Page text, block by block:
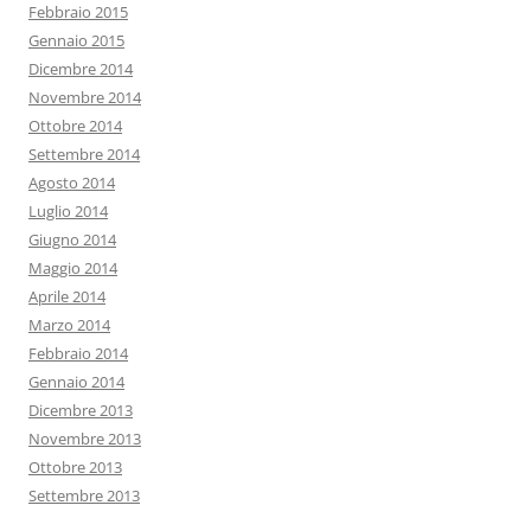
Febbraio 2015
Gennaio 2015
Dicembre 2014
Novembre 2014
Ottobre 2014
Settembre 2014
Agosto 2014
Luglio 2014
Giugno 2014
Maggio 2014
Aprile 2014
Marzo 2014
Febbraio 2014
Gennaio 2014
Dicembre 2013
Novembre 2013
Ottobre 2013
Settembre 2013